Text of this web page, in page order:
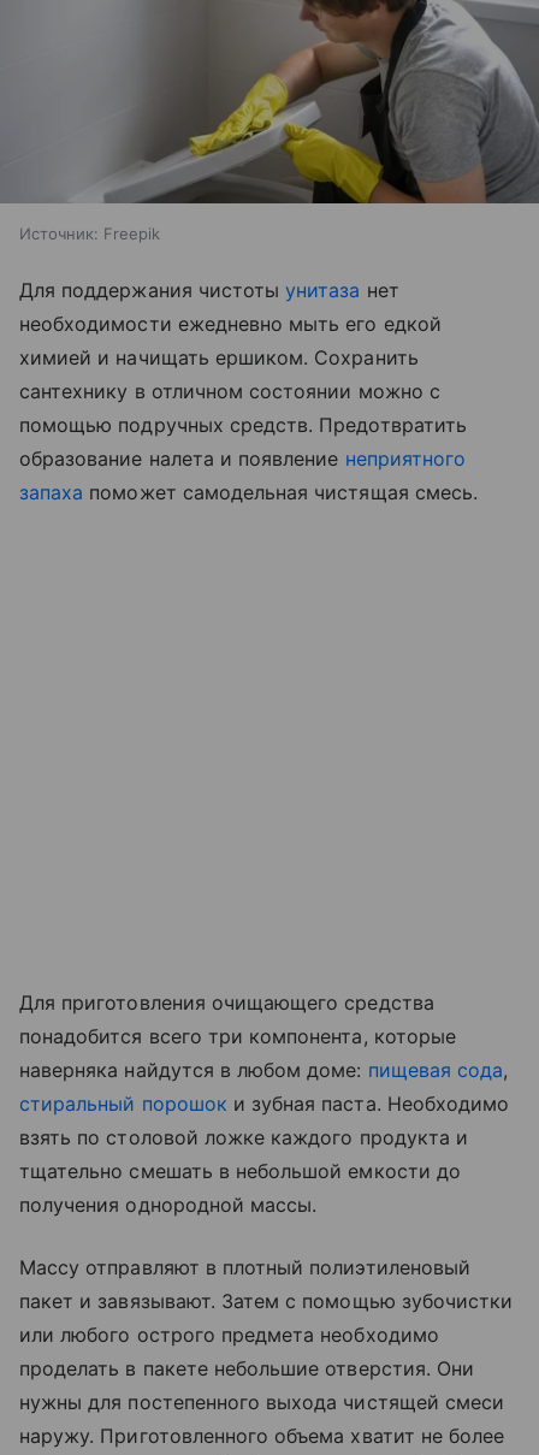
Источник: Freepik
Для поддержания чистотыунитаза нет
необходимости ежедневно мыть его едкой
химией и начищать ершиком. Сохранить
сантехнику в отличном состоянии можно с
помощью подручных средств. Предотвратить
образование налета и появление неприятного
запаха поможет самодельная чистящая смесь.
Для приготовления очищающего средства
понадобится всего три компонента, которые
наверняка найдутся в любом доме: пищевая сода,
стиральный порошок и зубная паста. Необходимо
взять по столовой ложке каждого продукта и
тщательно смешать в небольшой емкости до
получения однородной массы.
Массу отправляют в плотный полиэтиленовый
пакет и завязывают. Затем с помощью зубочистки
или любого острого предмета необходимо
проделать в пакете небольшие отверстия. Они
нужны для постепенного выхода чистящей смеси
наружу. Приготовленного объема хватит не более